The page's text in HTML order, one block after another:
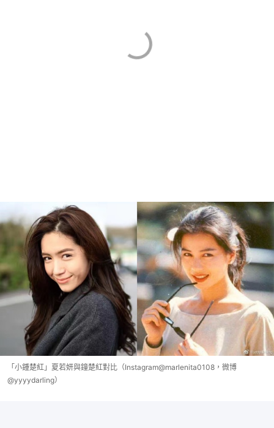
「小鍾楚紅」夏若妍與鐘楚紅對比（Instagram@marlenita0108，微博
@yyyydarling）